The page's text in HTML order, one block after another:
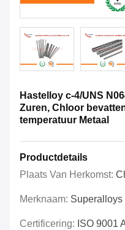
Hastelloy c-4/UNS
Zuren, Chloor
temperatuur Metaal
Productdetails
Plaats Van Herkomst:
Merknaam: Superalloys
Certificering: ISO 9001